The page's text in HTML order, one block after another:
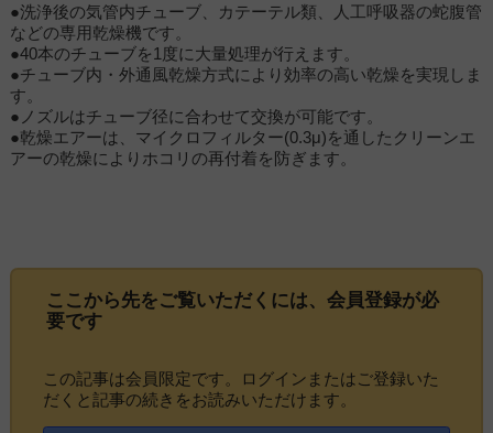
●洗浄後の気管内チューブ、カテーテル類、人工呼吸器の蛇腹管
などの専用乾燥機です。
●40本のチューブを1度に大量処理が行えます。
●チューブ内・外通風乾燥方式により効率の高い乾燥を実現しま
す。
●ノズルはチューブ径に合わせて交換が可能です。
●乾燥エアーは、マイクロフィルター(0.3μ)を通したクリーンエ
アーの乾燥によりホコリの再付着を防ぎます。
ここから先をご覧いただくには、 会員登録が必
要です
この記事は会員限定です。ログインまたはご登録いた
だくと記事の続きをお読みいただけます。